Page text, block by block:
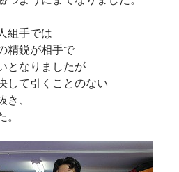
組手では
精鋭が相手で
となりましたが
して引くことのない
、